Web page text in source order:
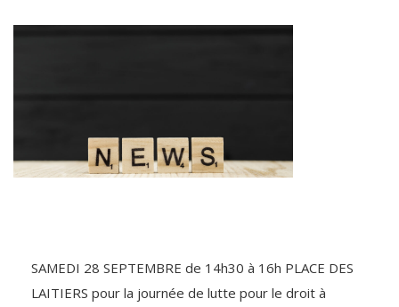
SAMEDI 28 SEPTEMBRE de 14h30 à 16h PLACE DES
LAITIERS pour la journée de lutte pour le droit à